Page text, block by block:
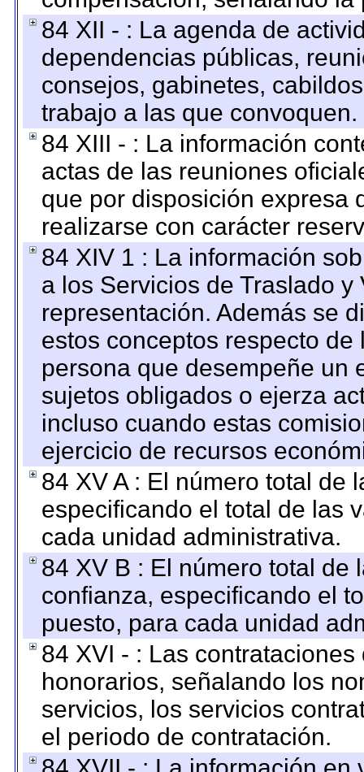
84 XII - : La agenda de
dependencias públicas,
consejos, gabinetes,
trabajo a las que convoquen.
84 XIII - : La información
actas de las reuniones
que por disposición expresa
realizarse con carácter
84 XIV 1 : La información
a los Servicios de Traslado
representación. Además se
estos conceptos respecto
persona que desempeñe un
sujetos obligados o ejerza
incluso cuando estas
ejercicio de recursos
84 XV A : El número total de
especificando el total de las
cada unidad administrativa.
84 XV B : El número total de
confianza, especificando el
puesto, para cada unidad
84 XVI - : Las
honorarios, señalando los
servicios, los servicios
el periodo de contratación.